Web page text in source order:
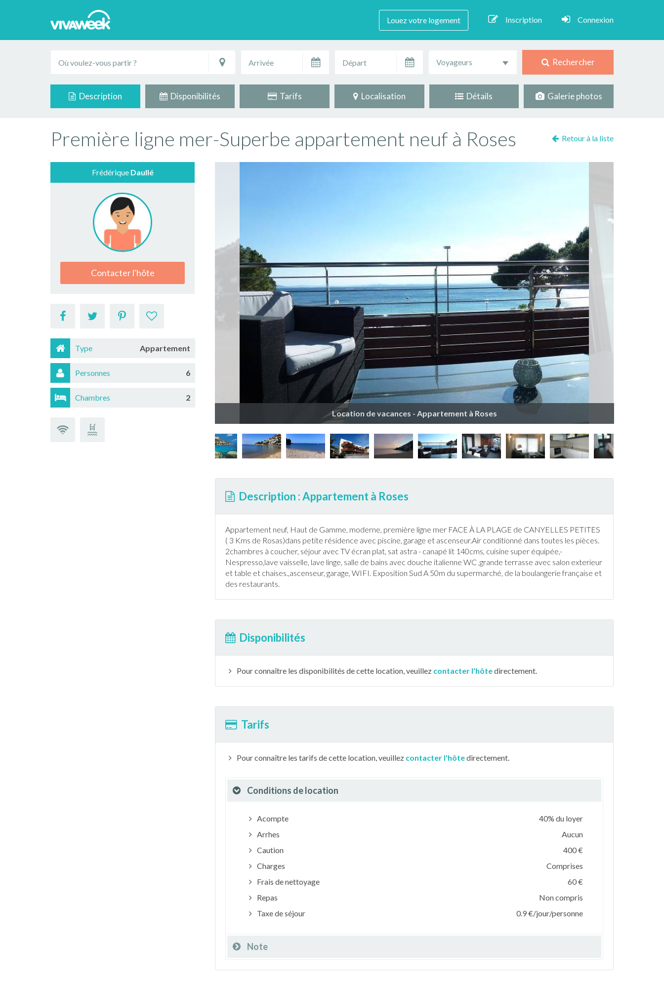
Louez votre logement Inscription Connexion
Voyageurs Rechercher
Description Disponibilités Tarifs Localisation Détails Galerie photos
Première ligne mer-Superbe appartement neuf à Roses Retour à la liste
Frédérique Daullé
Contacter l'hôte
Type Appartement
Personnes 6
Chambres
2
Location de vacances - Appartement à Roses
Description : Appartement à Roses
Appartementneuf, Haut de Gamme, moderne, première ligne mer FACE À LA PLAGE de CANYELLES PETITES
( 3 Kms de Rosas)dans petite résidence avec piscine, garage et ascenseur.Air conditionné dans toutes les pièces.
2chambres à coucher, séjour avec TV écran plat, sat astra - canapé lit 140cms, cuisine super équipée,-
Nespresso,lave vaisselle, lave linge, salle de bains avec douche italienne WC ,grande terrasse avec salon exterieur
et table et chaises.,ascenseur, garage, WIFI. Exposition Sud A 50m du supermarché, de la boulangerie française et
des restaurants.
Disponibilités
Pour connaître les disponibilités de cette location, veuillez contacter l'hôtedirectement.
Tarifs
Pour connaître les tarifs de cette location, veuillez contacter l'hôtedirectement.
Conditions de location
Acompte
40% du loyer
Arrhes
Aucun
Caution
400 €
Charges
Comprises
Frais de nettoyage
60 €
Repas
Non compris
Taxe de séjour
0.9 €/jour/personne
Note